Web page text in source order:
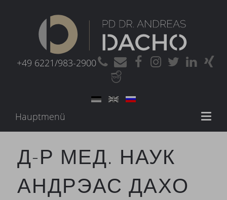
+49 6221/983-2900
Hauptmenü
Д-Р МЕД. НАУК
АНДРЭАС ДАХО